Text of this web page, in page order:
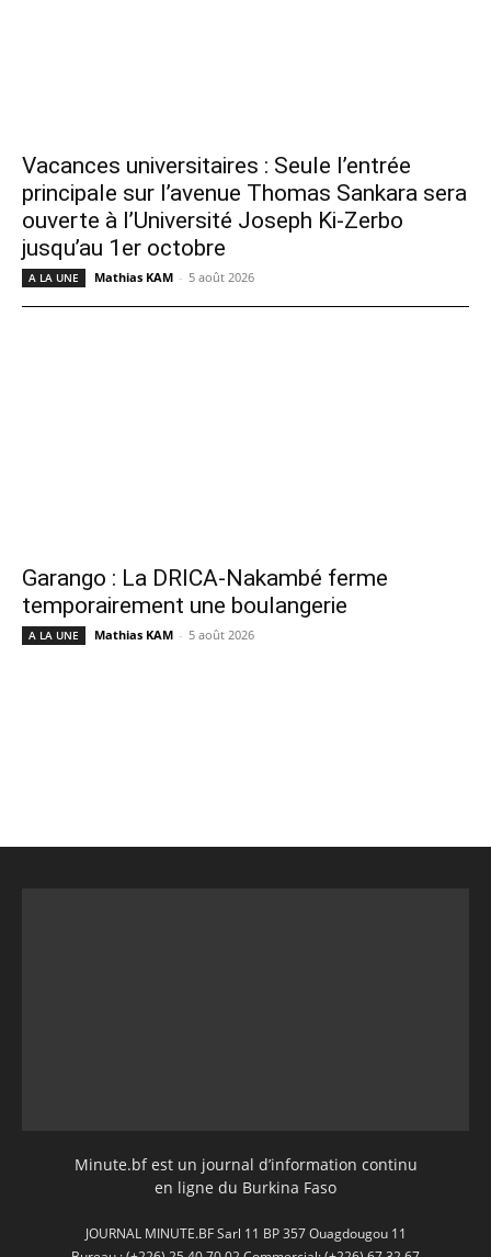
Vacances universitaires : Seule l’entrée
principale sur l’avenue Thomas Sankara sera
ouverte à l’Université Joseph Ki-Zerbo
jusqu’au 1er octobre
A LA UNE Mathias KAM - 5 août 2026
Garango : La DRICA-Nakambé ferme
temporairement une boulangerie
A LA UNE Mathias KAM - 5 août 2026
Minute.bf est un journal d’information continu
en ligne du Burkina Faso
JOURNAL MINUTE.BF Sarl 11 BP 357 Ouagdougou 11